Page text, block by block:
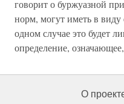
говорит о буржуазной
норм, могут иметь в
одном случае это будет
определение,
О